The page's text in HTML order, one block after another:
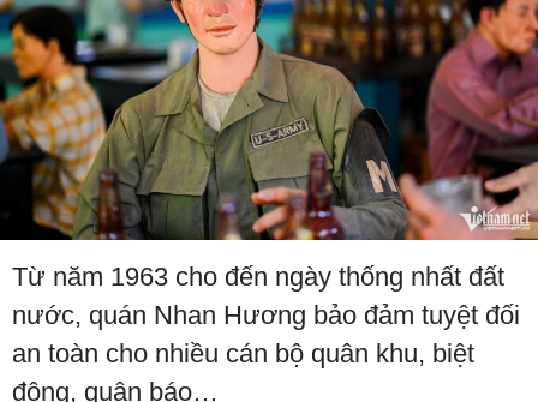
Từ năm 1963 cho đến ngày thống nhất đất
nước, quán Nhan Hương bảo đảm tuyệt đối
an toàn cho nhiều cán bộ quân khu, biệt
động, quân báo…